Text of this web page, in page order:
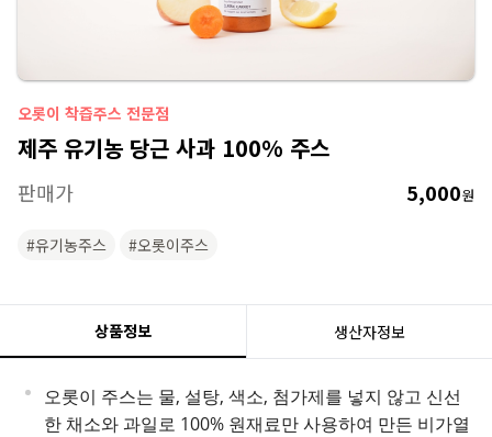
오롯이 착즙주스 전문점
제주 유기농 당근 사과 100% 주스
판매가 5,000원
#유기농주스 #오롯이주스
상품정보 생산자정보
오롯이 주스는 물, 설탕, 색소, 첨가제를 넣지 않고 신선
한 채소와 과일로 100% 원재료만 사용하여 만든 비가열